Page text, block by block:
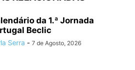
da 1.ª Jornada
Beclic
Serra - 7 de Agosto, 2026